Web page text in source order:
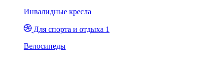
Инвалидные кресла
Для спорта и отдыха 1
Велосипеды